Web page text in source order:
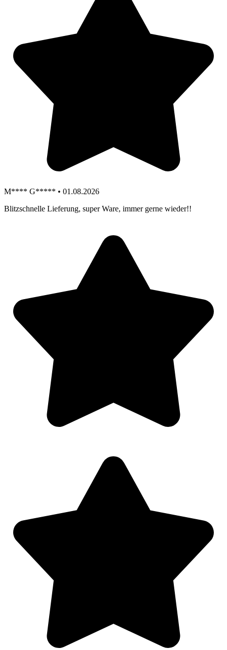
M**** G***** • 01.08.2026
Blitzschnelle Lieferung, super Ware, immer gerne wieder!!